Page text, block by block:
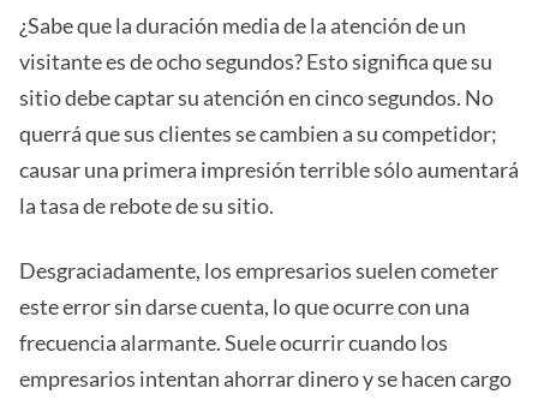
¿Sabe que la duración media de la atención de un
visitante es de ocho segundos? Esto significa que su
sitio debe captar su atención en cinco segundos. No
querrá que sus clientes se cambien a su competidor;
causar una primera impresión terrible sólo aumentará
la tasa de rebote de su sitio.
Desgraciadamente, los empresarios suelen cometer
este error sin darse cuenta, lo que ocurre con una
frecuencia alarmante. Suele ocurrir cuando los
empresarios intentan ahorrar dinero y se hacen cargo